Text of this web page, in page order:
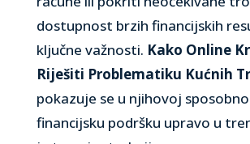
dostupnost brzih financijskih
ključne važnosti. Kako Online
Riješiti Problematiku Kućnih
pokazuje se u njihovoj
financijsku podršku upravo u